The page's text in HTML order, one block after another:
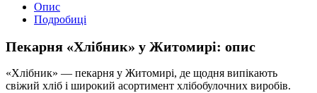
Опис
Подробиці
Пекарня «Хлібник» у Житомирі: опис
«Хлібник» — пекарня у Житомирі, де щодня випікають
свіжий хліб і широкий асортимент хлібобулочних виробів.